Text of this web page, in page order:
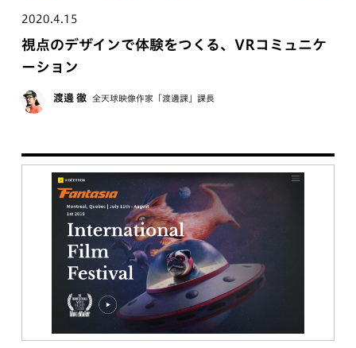
2020.4.15
視点のデザインで体験をつくる、VRコミュニケ
ーション
渡邊 徹 全天球映像作家「渡邊課」課長